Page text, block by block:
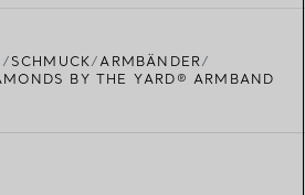
SCHMUCK
ARMBÄNDER
BY THE YARD® ARMBAND